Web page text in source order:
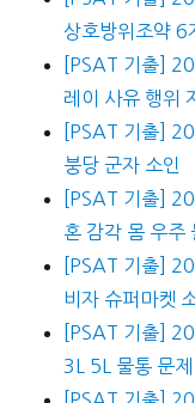
상호방위조약 6
[PSAT 기출]
레이 사유 행위
[PSAT 기출]
붕당 군자 소인
[PSAT 기출]
혼 감각 몸 우주
[PSAT 기출]
비자 슈퍼마켓
[PSAT 기출]
3L 5L 물통 문제